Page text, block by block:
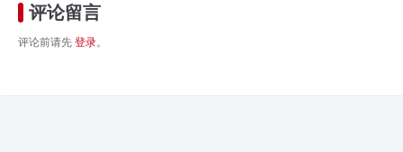
评论留言
评论前请先 登录。